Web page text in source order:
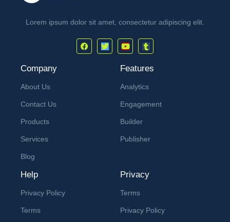
Lorem ipsum dolor sit amet, consectetur adipiscing elit.
Company
About Us
Contact Us
Products
Services
Blog
Features
Analytics
Engagement
Builder
Publisher
Help
Privacy Policy
Terms
Privacy
Terms
Privacy Policy